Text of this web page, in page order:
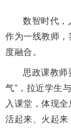
数智时代，
作为一线教师
度融合。
思政课教师
气”，拉近学生
入课堂，体现
活起来、火起来